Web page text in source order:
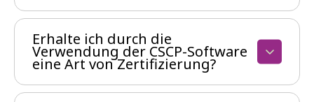
Erhalte ich durch die
Verwendung der CSCP-Software
eine Art von Zertifizierung?